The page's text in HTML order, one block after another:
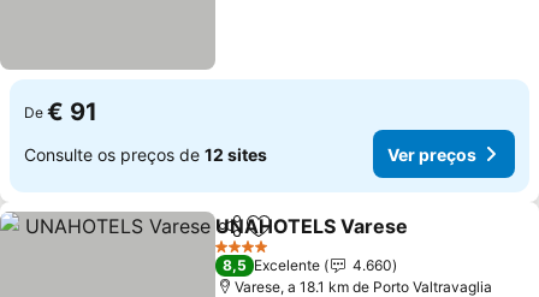
De € 91
Consulte os preços de 12 sites Ver preços
PartilharAdicionar aos favoritos
UNAHOTELS Varese
4 Estrelas
8,5 Excelente
4.660
Varese, a 18.1 km de Porto Valtravaglia